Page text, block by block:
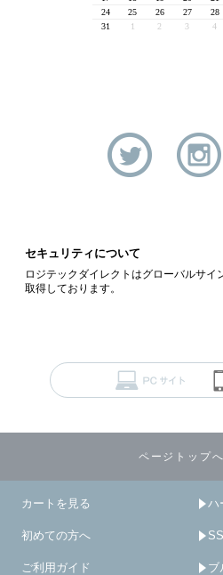
セキュリティについて
ロジテックダイレクトはグローバルサイ
取得しております。
ページトップ
カートを見る
初めての方へ
ご利用ガイド
ハ
ブ